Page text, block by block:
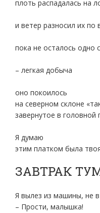
плоть распадалась на
и ветер разносил их по
пока не осталось одно
– легкая добыча
оно покоилось
на северном склоне
завернутое в головной
Я думаю
этим платком была
ЗАВТРАК
Я вылез из машины, не
– Прости, малышка!